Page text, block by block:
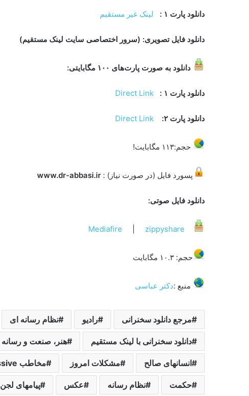
دانلود پارت ۱ : لینک غیر مستقیم
دانلود فایل تصویری: (سرور اختصاصی سایت لینک مستقیم)
دانلود به صورت پارت‌های ۱۰۰ مگابایتی :
دانلود پارت ۱ : Direct Link
دانلود پارت ۲ :
Direct Link
حجم:۱۱۳ مگابایت!
پسورد فایل (در صورت نیاز) :
دانلود فایل صوتی:
Mediafire zippyshare
حجم: ۱۰.۳ مگابایت
منبع :دکتر عباسی
مرجع دانلود سخنرانی رادیو نظام رسانه ای
دانلود سخنرانی با لینک مستقیم هنر، صنعت و رسانه
انسانهای صالح مشکلات امروز مخاطب passive
حکمت نظام رسانه عکس پیامهای لجن